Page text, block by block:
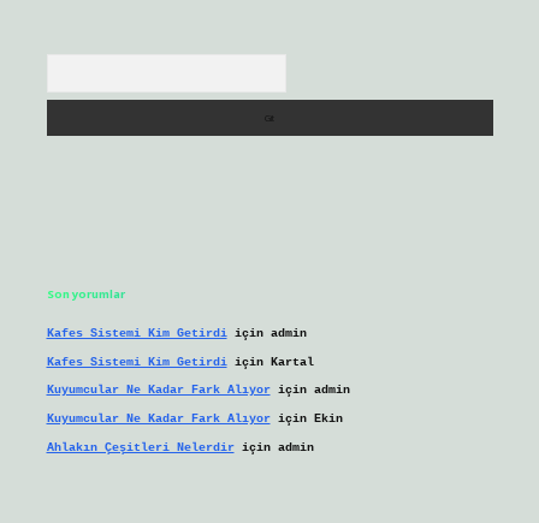
Son yorumlar
Kafes Sistemi Kim Getirdiiçin admin
Kafes Sistemi Kim Getirdiiçin Kartal
Kuyumcular Ne Kadar Fark Alıyoriçin admin
Kuyumcular Ne Kadar Fark Alıyoriçin Ekin
Ahlakın Çeşitleri Nelerdiriçin admin